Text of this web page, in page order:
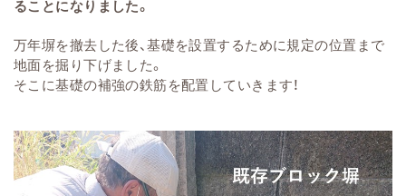
ることになりました。
万年塀を撤去した後、基礎を設置するために規定の位置まで
地面を掘り下げました。
そこに基礎の補強の鉄筋を配置していきます！